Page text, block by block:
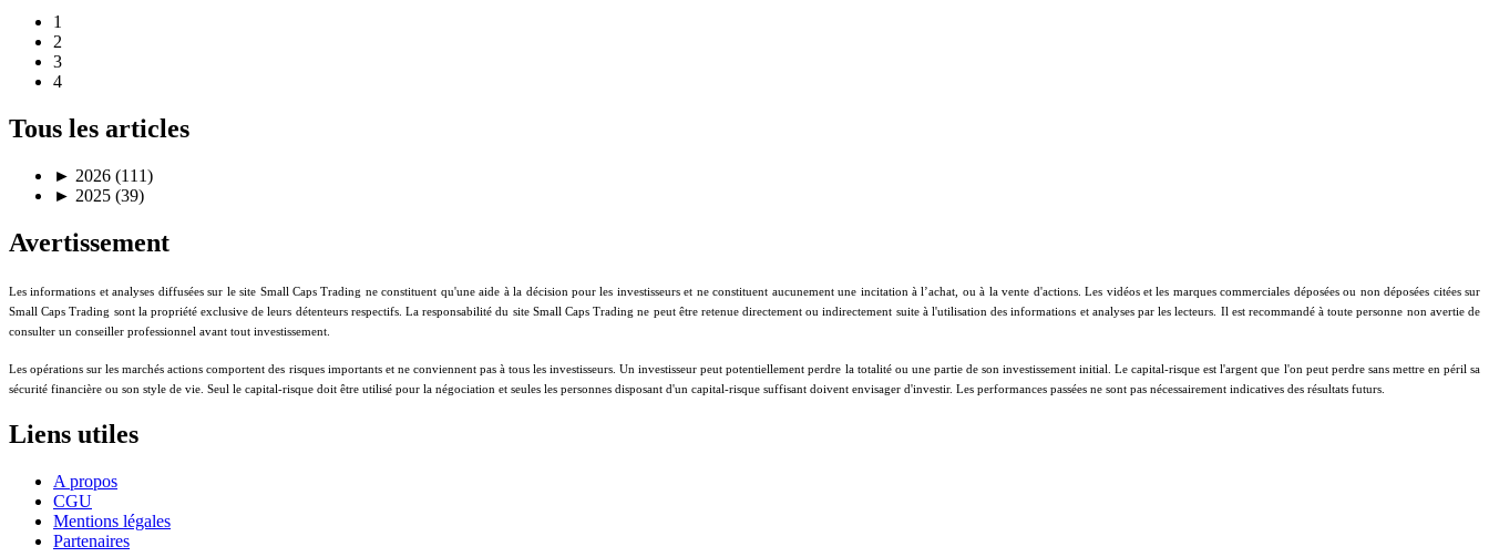
1
2
3
4
Tous les articles
► 2026 (111)
► 2025 (39)
Avertissement
Les informations et analyses diffusées sur le site Small Caps Trading ne constituent qu'une aide à la décision pour les investisseurs et ne constituent aucunement une incitation à l’achat, ou à la vente d'actions. Les vidéos et les marques commerciales déposées ou non déposées citées sur
Small Caps Trading sont la propriété exclusive de leurs détenteurs respectifs. La responsabilité du site Small Caps Trading ne peut être retenue directement ou indirectement suite à l'utilisation des informations et analyses par les lecteurs. Il est recommandé à toute personne non avertie de
consulter un conseiller professionnel avant tout investissement.
Les opérations sur les marchés actions comportent des risques importants et ne conviennent pas à tous les investisseurs. Un investisseur peut potentiellement perdre la totalité ou une partie de son investissement initial. Le capital-risque est l'argent que l'on peut perdre sans mettre en péril sa
sécurité financière ou son style de vie. Seul le capital-risque doit être utilisé pour la négociation et seules les personnes disposant d'un capital-risque suffisant doivent envisager d'investir. Les performances passées ne sont pas nécessairement indicatives des résultats futurs.
Liens utiles
A propos
CGU
Mentions légales
Partenaires